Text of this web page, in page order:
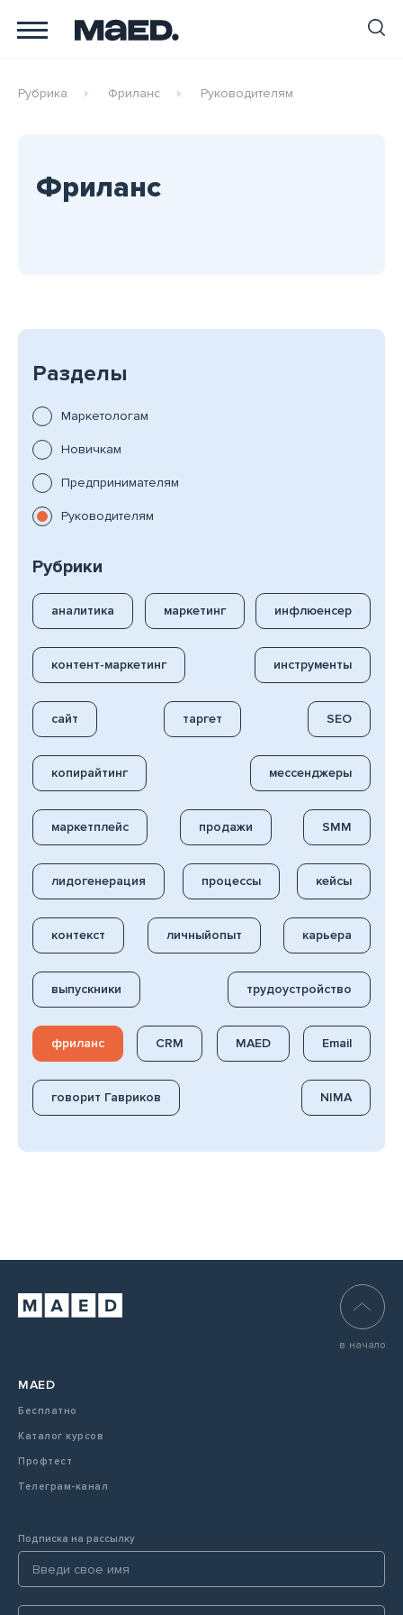
Рубрика Фриланс Руководителям
Фриланс
Разделы
Маркетологам
Новичкам
Предпринимателям
Руководителям
Рубрики
аналитика маркетинг инфлюенсер
контент-маркетинг инструменты
сайт таргет SEO
копирайтинг мессенджеры
маркетплейс продажи SMM
лидогенерация процессы кейсы
контекст личныйопыт карьера
выпускники трудоустройство
фриланс CRM MAED Email
говорит Гавриков NIMA
MAED
Бесплатно
Каталог курсов
Профтест
Телеграм-канал
в начало
Подписка на рассылку